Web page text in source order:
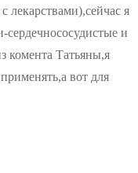
лекарствами),сейчас я
и
комента Татьяны,я
вот для